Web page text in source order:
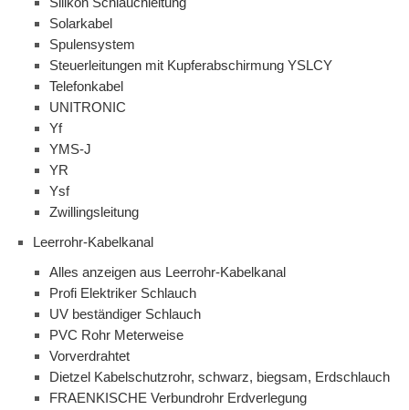
Solarkabel
Spulensystem
Steuerleitungen mit Kupferabschirmung YSLCY
Telefonkabel
UNITRONIC
Yf
YMS-J
YR
Ysf
Zwillingsleitung
Leerrohr-Kabelkanal
Alles anzeigen aus Leerrohr-Kabelkanal
Profi Elektriker Schlauch
UV beständiger Schlauch
PVC Rohr Meterweise
Vorverdrahtet
Dietzel Kabelschutzrohr, schwarz, biegsam, Erdschlauch
FRAENKISCHE Verbundrohr Erdverlegung